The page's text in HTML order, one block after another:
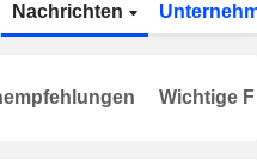
Nachrichten
Wichtige